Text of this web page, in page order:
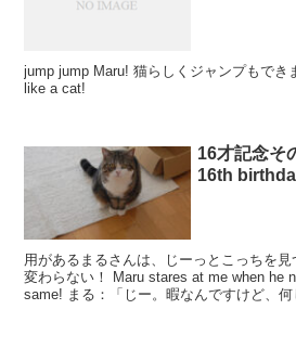
jump jump Maru! 猫らしくジャンプもできますよ。 Maru can jump
like a cat!
16才記念そ
16th
用があるまるさんは、じーっとこっちを
変わらない！ Maru stares at me when he
same! まる：「じー。暇なんですけど、何